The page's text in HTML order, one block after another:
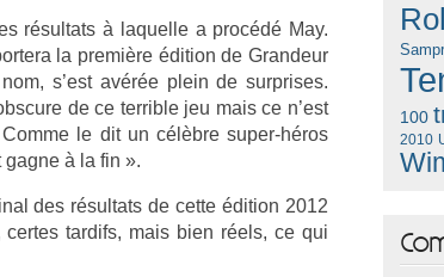
résul­tats à laquel­le a procédé May.
la première édi­tion de Gran­deur
s’est avérée plein de sur­prises.
de ce ter­rible jeu mais ce n’est
le dit un célèbre super-héros
gagne à la fin ».
des résul­tats de cette édi­tion 2012
tar­difs, mais bien réels, ce qui
100
2010